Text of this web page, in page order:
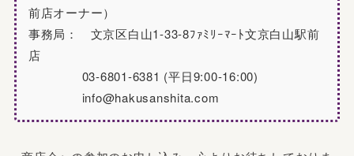
前店オーナー）
事務局： 文京区白山1-33-8ﾌｧﾐﾘｰﾏｰﾄ文京白山駅前
店
03-6801-6381 (平日9:00-16:00)
info@hakusanshita.com